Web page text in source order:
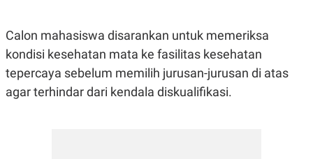
Calon mahasiswa disarankan untuk memeriksa
kondisi kesehatan mata ke fasilitas kesehatan
tepercaya sebelum memilih jurusan-jurusan di atas
agar terhindar dari kendala diskualifikasi.